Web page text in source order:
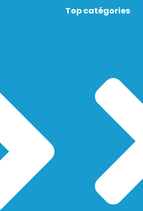
Top catégories